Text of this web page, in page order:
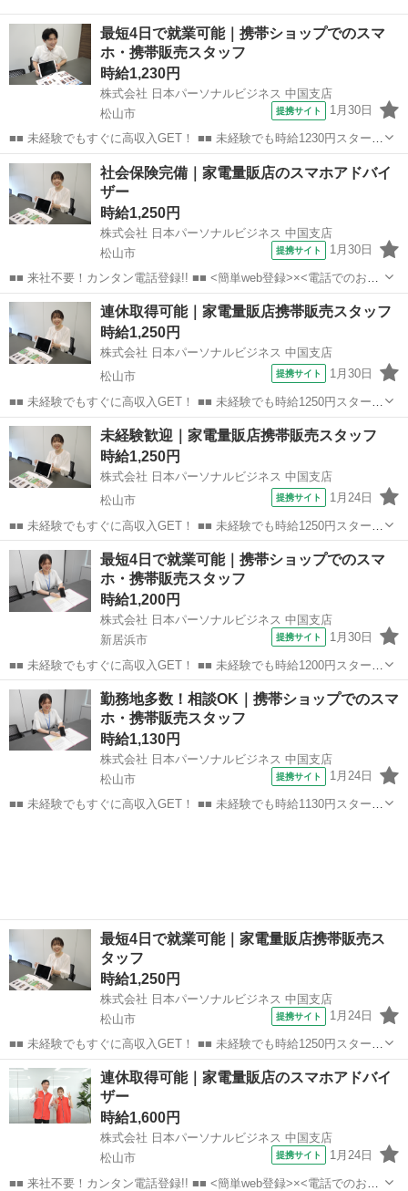
最短4日で就業可能｜携帯ショップでのスマ
ホ・携帯販売スタッフ
時給1,230円
株式会社 日本パーソナルビジネス 中国支店
松山市
提携サイト 1月30日
■■ 未経験でもすぐに高収入GET！ ■■ 未経験でも時給1230円スタート
なので、すぐに高収入!! 社員登用制度もあるので、ゆくゆくは社員に
なんてキャリアアップも目指せます!! ■■ 来社不要！カンタン電話登
録!! ■■...
愛媛 松山市 店長
社会保険完備｜家電量販店のスマホアドバイ
ザー
時給1,250円
株式会社 日本パーソナルビジネス 中国支店
松山市
提携サイト 1月30日
■■ 来社不要！カンタン電話登録!! ■■ <簡単web登録>×<電話でのお仕
事紹介> で、来社なくお仕事探しが可能です♪ 基本情報を入力したら
電話で希望を伝えるだけでOK★ 営業、ラウンダー、事務のお仕事も
あります♪ ご希...
愛媛 松山市 店長
連休取得可能｜家電量販店携帯販売スタッフ
時給1,250円
株式会社 日本パーソナルビジネス 中国支店
松山市
提携サイト 1月30日
■■ 未経験でもすぐに高収入GET！ ■■ 未経験でも時給1250円スタート
なので、すぐに高収入!! 社員登用制度もあるので、ゆくゆくは社員に
なんてキャリアアップも目指せます!! ■■ 来社不要！カンタン電話登
録!! ■■...
愛媛 松山市 店長
未経験歓迎｜家電量販店携帯販売スタッフ
時給1,250円
株式会社 日本パーソナルビジネス 中国支店
松山市
提携サイト 1月24日
■■ 未経験でもすぐに高収入GET！ ■■ 未経験でも時給1250円スタート
なので、すぐに高収入!! 社員登用制度もあるので、ゆくゆくは社員に
なんてキャリアアップも目指せます!! ■■ 来社不要！カンタン電話登
録!! ■■...
愛媛 松山市 店長
最短4日で就業可能｜携帯ショップでのスマ
ホ・携帯販売スタッフ
時給1,200円
株式会社 日本パーソナルビジネス 中国支店
新居浜市
提携サイト 1月30日
■■ 未経験でもすぐに高収入GET！ ■■ 未経験でも時給1200円スタート
なので、すぐに高収入!! 社員登用制度もあるので、ゆくゆくは社員に
なんてキャリアアップも目指せます!! ■■ 来社不要！カンタン電話登
録!! ■■...
愛媛 新居浜市 店長
勤務地多数！相談OK｜携帯ショップでのスマ
ホ・携帯販売スタッフ
時給1,130円
株式会社 日本パーソナルビジネス 中国支店
松山市
提携サイト 1月24日
■■ 未経験でもすぐに高収入GET！ ■■ 未経験でも時給1130円スタート
最短4日で就業可能｜家電量販店携帯販売ス
タッフ
時給1,250円
株式会社 日本パーソナルビジネス 中国支店
松山市
提携サイト 1月24日
■■ 未経験でもすぐに高収入GET！ ■■ 未経験でも時給1250円スタート
なので、すぐに高収入!! 社員登用制度もあるので、ゆくゆくは社員に
なんてキャリアアップも目指せます!! ■■ 来社不要！カンタン電話登
録!! ■■...
愛媛 松山市 店長
連休取得可能｜家電量販店のスマホアドバイ
ザー
時給1,600円
株式会社 日本パーソナルビジネス 中国支店
松山市
提携サイト 1月24日
■■ 来社不要！カンタン電話登録!! ■■ <簡単web登録>×<電話でのお仕